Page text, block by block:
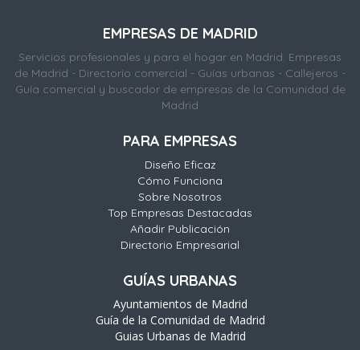
EMPRESAS DE MADRID
Servicios profesionales y para el hogar en Madrid. Empresas
de Madrid - Directorio comercial - Guías urbanas - Callejeros -
Guía comercial y buscador de empresas de la Comunidad de
Madrid
PARA EMPRESAS
Diseño Eficaz
Cómo Funciona
Sobre Nosotros
Top Empresas Destacadas
Añadir Publicación
Directorio Empresarial
GUÍAS URBANAS
Ayuntamientos de Madrid
Guía de la Comunidad de Madrid
Guias Urbanas de Madrid